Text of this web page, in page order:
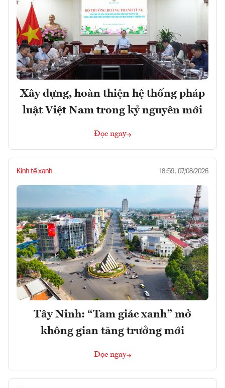
Xây dựng, hoàn thiện hệ thống pháp
luật Việt Nam trong kỷ nguyên mới
Đọc ngay
Kinh tế xanh 18:59, 07/08/2026
Tây Ninh: “Tam giác xanh” mở
không gian tăng trưởng mới
Đọc ngay